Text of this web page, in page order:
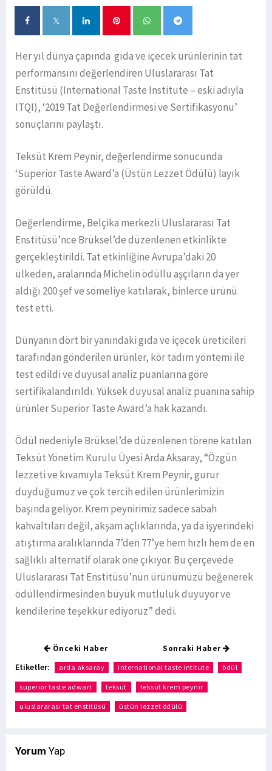
Her yıl dünya çapında gıda ve içecek ürünlerinin tat
performansını değerlendiren Uluslararası Tat
Enstitüsü (International Taste Institute – eski adıyla
ITQI), ‘2019 Tat Değerlendirmesi ve Sertifikasyonu’
sonuçlarını paylaştı.
Teksüt Krem Peynir, değerlendirme sonucunda
‘Superior Taste Award’a (Üstün Lezzet Ödülü) layık
görüldü.
Değerlendirme, Belçika merkezli Uluslararası Tat
Enstitüsü’nce Brüksel’de düzenlenen etkinlikte
gerçekleştirildi. Tat etkinliğine Avrupa’daki 20
ülkeden, aralarında Michelin ödüllü aşçıların da yer
aldığı 200 şef ve sömeliye katılarak, binlerce ürünü
test etti.
Dünyanın dört bir yanındaki gıda ve içecek üreticileri
tarafından gönderilen ürünler, kör tadım yöntemi ile
test edildi ve duyusal analiz puanlarına göre
sertifikalandırıldı. Yüksek duyusal analiz puanına sahip
ürünler Superior Taste Award’a hak kazandı.
Ödül nedeniyle Brüksel’de düzenlenen törene katılan
Teksüt Yönetim Kurulu Üyesi Arda Aksaray, “Özgün
lezzeti ve kıvamıyla Teksüt Krem Peynir, gurur
duyduğumuz ve çok tercih edilen ürünlerimizin
başında geliyor. Krem peynirimiz sadece sabah
kahvaltıları değil, akşam açlıklarında, ya da işyerindeki
atıştırma aralıklarında 7’den 77’ye hem hızlı hem de en
sağlıklı alternatif olarak öne çıkıyor. Bu çerçevede
Uluslararası Tat Enstitüsü’nün ürünümüzü beğenerek
ödüllendirmesinden büyük mutluluk duyuyor ve
kendilerine teşekkür ediyoruz” dedi.
Önceki Haber Sonraki Haber
Etiketler: arda aksaray international taste intitute ödül
superior taste adwart teksüt teksüt krem peynir
uluslararası tat enstitüsü üstün lezzet ödülü
Yorum Yap